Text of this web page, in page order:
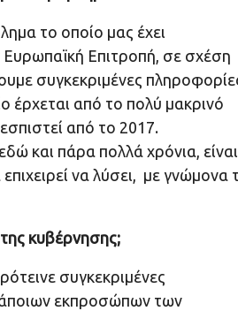
το οποίο μας έχει
Ευρωπαϊκή Επιτροπή, σε σχέση
συγκεκριμένες
έρχεται από το πολύ μακρινό
από το 2017.
και πάρα πολλά χρόνια, είναι
να λύσει, με γνώμονα
κυβέρνησης;
συγκεκριμένες
εκπροσώπων των